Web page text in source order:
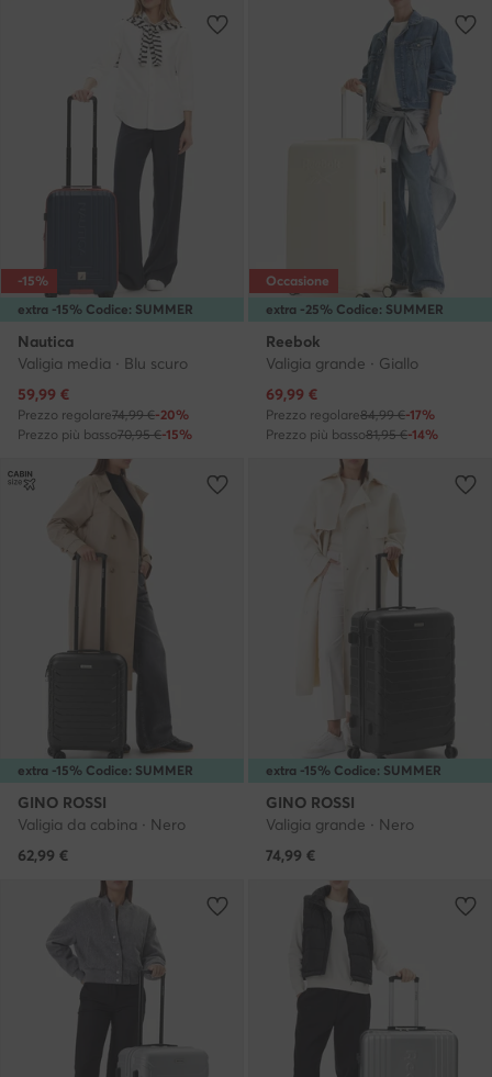
extra -15% Codice: SUMMER
-15%
Nautica
Valigia media · Blu scuro
Prezzo attuale
59,99 €
Prezzo regolare74,99 €-20%
Prezzo più basso70,95 €-15%
extra -25% Codice: SUMMER
Occasione
Reebok
Valigia grande · Giallo
Prezzo attuale
69,99 €
Prezzo regolare84,99 €-17%
Prezzo più basso81,95 €-14%
extra -15% Codice: SUMMER
GINO ROSSI
Valigia da cabina · Nero
62,99 €
extra -15% Codice: SUMMER
GINO ROSSI
Valigia grande · Nero
74,99 €